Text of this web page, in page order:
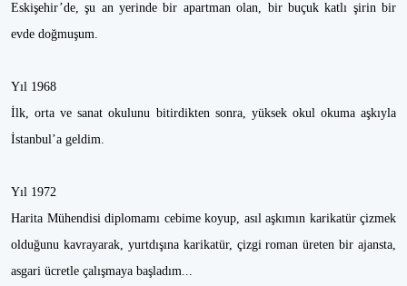
Eskişehir’de, şu an yerinde bir apartman olan, bir buçuk katlı şirin bir
evde doğmuşum.
Yıl 1968
İlk, orta ve sanat okulunu bitirdikten sonra, yüksek okul okuma aşkıyla
İstanbul’a geldim.
Yıl 1972
Harita Mühendisi diplomamı cebime koyup, asıl aşkımın karikatür çizmek
olduğunu kavrayarak, yurtdışına karikatür, çizgi roman üreten bir ajansta,
asgari ücretle çalışmaya başladım...